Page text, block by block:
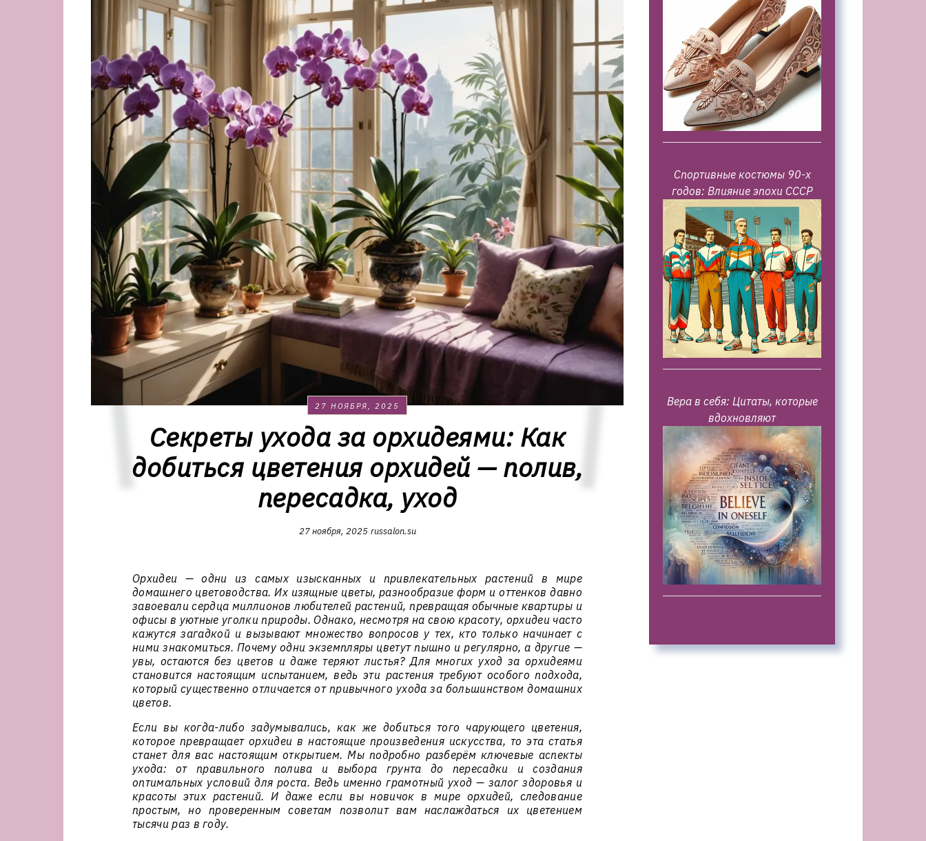
27 НОЯБРЯ, 2025
Секреты ухода за орхидеями: Как
добиться цветения орхидей — полив,
пересадка, уход
27 ноября, 2025 russalon.su
Орхидеи — одни из самых изысканных и привлекательных растений в мире
домашнего цветоводства. Их изящные цветы, разнообразие форм и оттенков давно
завоевали сердца миллионов любителей растений, превращая обычные квартиры и
офисы в уютные уголки природы. Однако, несмотря на свою красоту, орхидеи часто
кажутся загадкой и вызывают множество вопросов у тех, кто только начинает с
ними знакомиться. Почему одни экземпляры цветут пышно и регулярно, а другие —
увы, остаются без цветов и даже теряют листья? Для многих уход за орхидеями
становится настоящим испытанием, ведь эти растения требуют особого подхода,
который существенно отличается от привычного ухода за большинством домашних
цветов.
Если вы когда-либо задумывались, как же добиться того чарующего цветения,
которое превращает орхидеи в настоящие произведения искусства, то эта статья
станет для вас настоящим открытием. Мы подробно разберём ключевые аспекты
ухода: от правильного полива и выбора грунта до пересадки и создания
оптимальных условий для роста. Ведь именно грамотный уход — залог здоровья и
красоты этих растений. И даже если вы новичок в мире орхидей, следование
простым, но проверенным советам позволит вам наслаждаться их цветением
тысячи раз в году.
Спортивные костюмы 90-х
годов: Влияние эпохи СССР
Вера в себя: Цитаты, которые
вдохновляют